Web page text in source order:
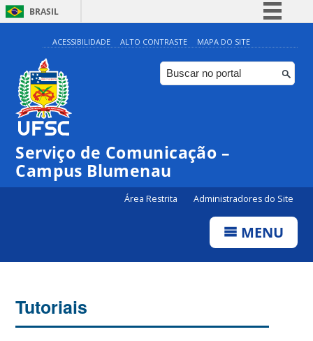
BRASIL
Simplifique!
Comunica BR
Participe
Canais
ACESSIBILIDADE ALTO CONTRASTE MAPA DO SITE
Serviço de Comunicação –
Campus Blumenau
Área Restrita Administradores do Site
MENU
Tutoriais